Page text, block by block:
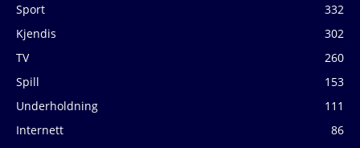
Sport
332
Kjendis
302
TV
260
Spill
153
Underholdning
111
Internett
86